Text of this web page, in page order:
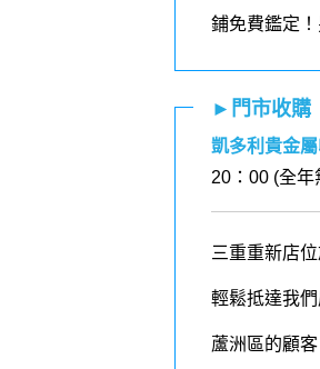
鋪免費鑑定！
►門市收購
凱多利貴金
20：00 (全
三重重新店
輕鬆抵達我
蘆洲區的顧